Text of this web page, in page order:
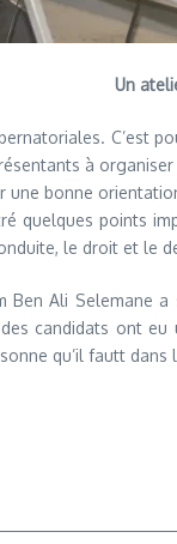
Un
C’est
à
bonne
quelques points
le droit et le
Ben Ali
candidats ont
qu’il fautt